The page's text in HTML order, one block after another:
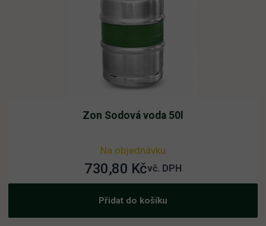
Zon Sodová voda 50l
Na objednávku
730,80 Kčvč. DPH
Přidat do košíku